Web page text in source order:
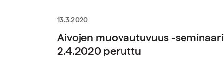
13.3.2020
Aivojen muovautuvuus -seminaari
2.4.2020 peruttu